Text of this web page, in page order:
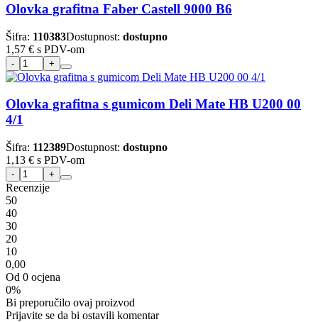
Olovka grafitna Faber Castell 9000 B6
Šifra: 110383Dostupnost: dostupno
1,57 € s PDV-om
Olovka grafitna s gumicom Deli Mate HB U200 00
4/1
Šifra: 112389Dostupnost: dostupno
1,13 € s PDV-om
Recenzije
50
40
30
20
10
0,00
Od 0 ocjena
0%
Bi preporučilo ovaj proizvod
Prijavite se da bi ostavili komentar